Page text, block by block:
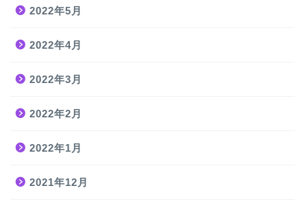
2022年5月
2022年4月
2022年3月
2022年2月
2022年1月
2021年12月